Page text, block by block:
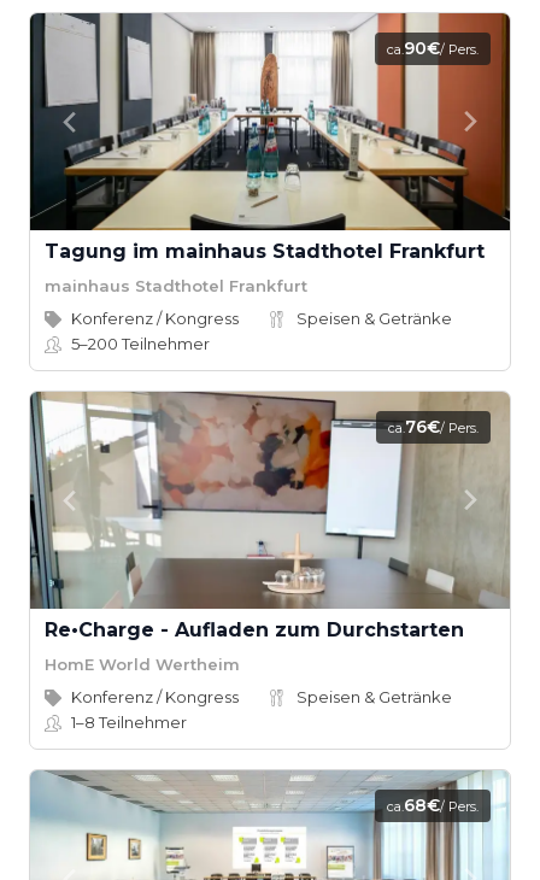
ca.90€/ Pers.
Tagung im mainhaus Stadthotel Frankfurt
mainhaus Stadthotel Frankfurt
Konferenz / Kongress
Speisen & Getränke
5–200Teilnehmer
ca.76€/ Pers.
Re•Charge - Aufladen zum Durchstarten
HomE World Wertheim
Konferenz / Kongress
Speisen & Getränke
1–8Teilnehmer
ca.68€/ Pers.